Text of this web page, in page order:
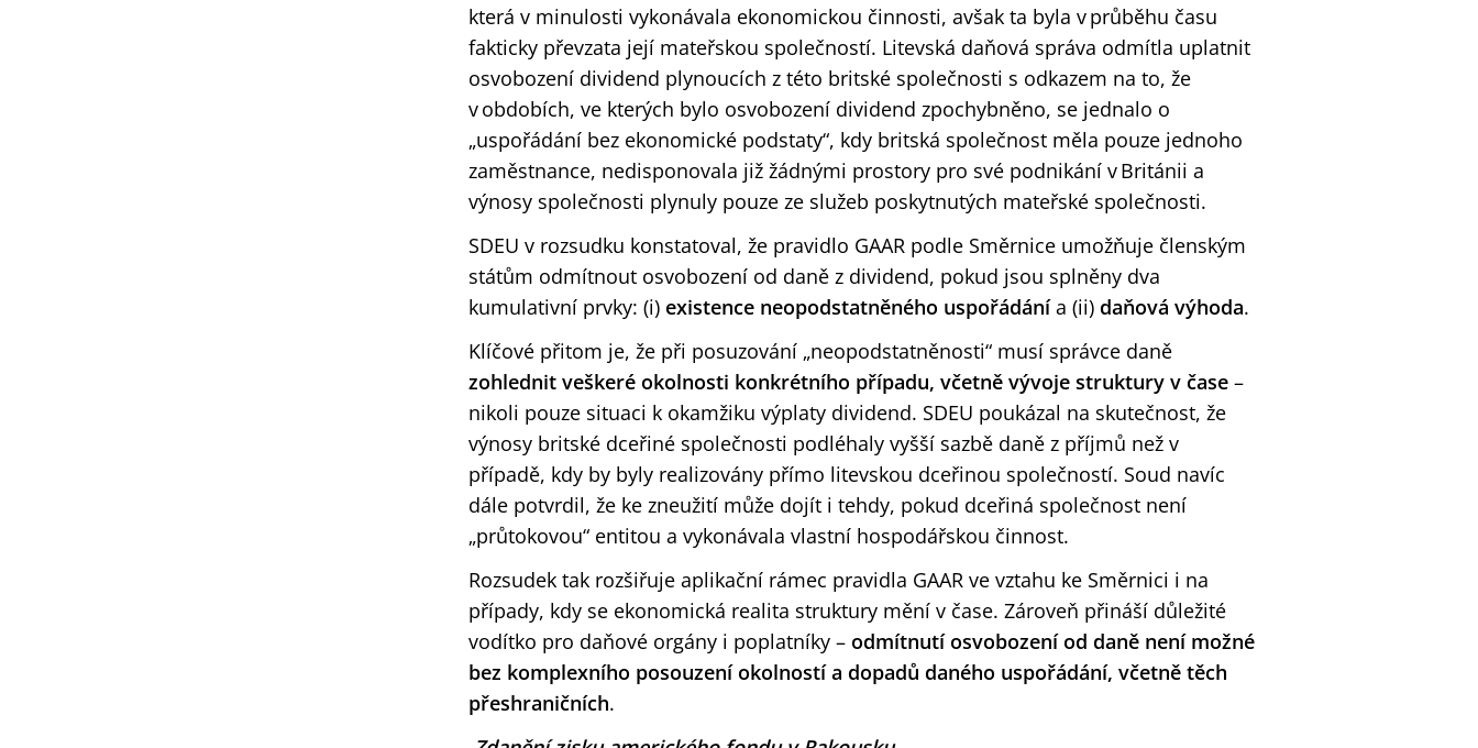
která v minulosti vykonávala ekonomickou činnosti, avšak ta byla v průběhu času
fakticky převzata její mateřskou společností. Litevská daňová správa odmítla uplatnit
osvobození dividend plynoucích z této britské společnosti s odkazem na to, že
v obdobích, ve kterých bylo osvobození dividend zpochybněno, se jednalo o
„uspořádání bez ekonomické podstaty“, kdy britská společnost měla pouze jednoho
zaměstnance, nedisponovala již žádnými prostory pro své podnikání v Británii a
výnosy společnosti plynuly pouze ze služeb poskytnutých mateřské společnosti.
SDEU v rozsudku konstatoval, že pravidlo GAAR podle Směrnice umožňuje členským
státům odmítnout osvobození od daně z dividend, pokud jsou splněny dva
kumulativní prvky: (i) existence neopodstatněného uspořádánía (ii) daňová výhoda.
Klíčové přitom je, že při posuzování „neopodstatněnosti“ musí správce daně
zohlednit veškeré okolnosti konkrétního případu, včetně vývoje struktury v čase –
nikoli pouze situaci k okamžiku výplaty dividend. SDEU poukázal na skutečnost, že
výnosy britské dceřiné společnosti podléhaly vyšší sazbě daně z příjmů než v
případě, kdy by byly realizovány přímo litevskou dceřinou společností. Soud navíc
dále potvrdil, že ke zneužití může dojít i tehdy, pokud dceřiná společnost není
„průtokovou“ entitou a vykonávala vlastní hospodářskou činnost.
Rozsudek tak rozšiřuje aplikační rámec pravidla GAAR ve vztahu ke Směrnici i na
případy, kdy se ekonomická realita struktury mění v čase. Zároveň přináší důležité
vodítko pro daňové orgány i poplatníky – odmítnutí osvobození od daně není možné
bez komplexního posouzení okolností a dopadů daného uspořádání, včetně těch
přeshraničních.